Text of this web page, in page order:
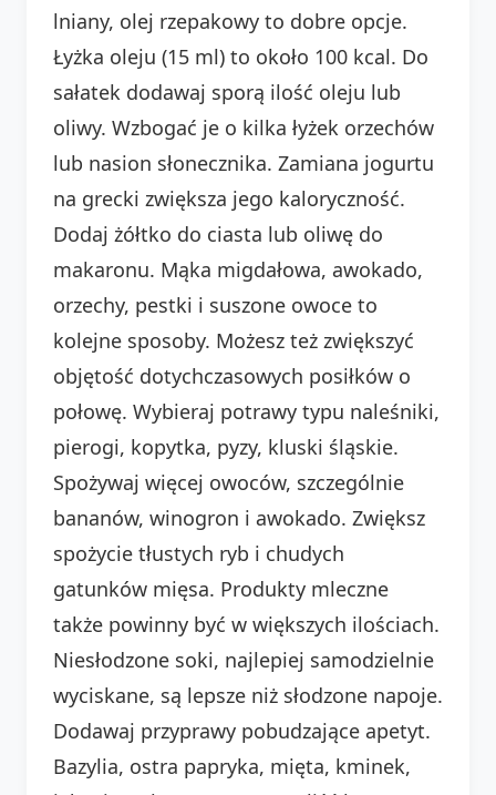
lniany, olej rzepakowy to dobre opcje.
Łyżka oleju (15 ml) to około 100 kcal. Do
sałatek dodawaj sporą ilość oleju lub
oliwy. Wzbogać je o kilka łyżek orzechów
lub nasion słonecznika. Zamiana jogurtu
na grecki zwiększa jego kaloryczność.
Dodaj żółtko do ciasta lub oliwę do
makaronu. Mąka migdałowa, awokado,
orzechy, pestki i suszone owoce to
kolejne sposoby. Możesz też zwiększyć
objętość dotychczasowych posiłków o
połowę. Wybieraj potrawy typu naleśniki,
pierogi, kopytka, pyzy, kluski śląskie.
Spożywaj więcej owoców, szczególnie
bananów, winogron i awokado. Zwiększ
spożycie tłustych ryb i chudych
gatunków mięsa. Produkty mleczne
także powinny być w większych ilościach.
Niesłodzone soki, najlepiej samodzielnie
wyciskane, są lepsze niż słodzone napoje.
Dodawaj przyprawy pobudzające apetyt.
Bazylia, ostra papryka, mięta, kminek,